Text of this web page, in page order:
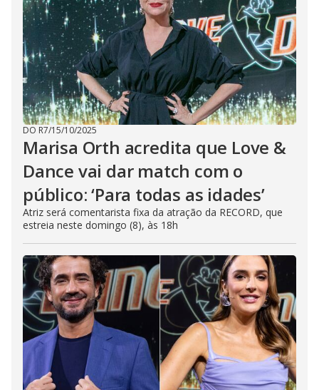
DO R7/15/10/2025
Marisa Orth acredita que Love &
Dance vai dar match com o
público: ‘Para todas as idades’
Atriz será comentarista fixa da atração da RECORD, que
estreia neste domingo (8), às 18h